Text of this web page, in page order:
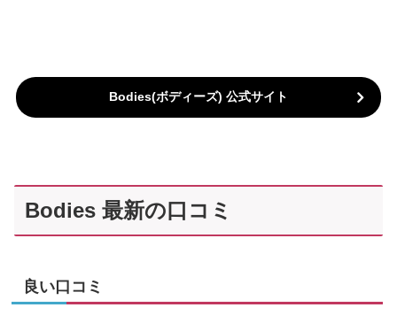
Bodies(ボディーズ) 公式サイト
Bodies 最新の口コミ
良い口コミ